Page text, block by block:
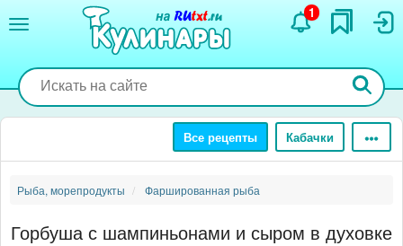
содержанию
1
Все рецепты Кабачки
Рыба, морепродукты Фаршированная рыба
Горбуша с шампиньонами и сыром в духовке